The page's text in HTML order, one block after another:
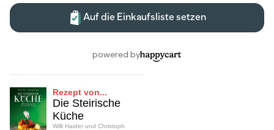
Rezept von...
Die Steirische
Küche
Willi Haider und Christoph